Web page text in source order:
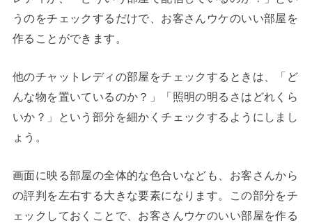
うのをチェックするだけで、お客さんウケのいい部屋を
作ることができます。
他のチャットレディの部屋をチェックするときは、「ど
んな物を置いているのか？」「照明の明るさはどれくら
いか？」という部分を細かくチェックするようにしまし
ょう。
画面に映る部屋の全体的な色合いなども、お客さんから
の評判を左右する大きな要素になります。この部分をチ
ェックしておくことで、お客さんウケのいい部屋を作る